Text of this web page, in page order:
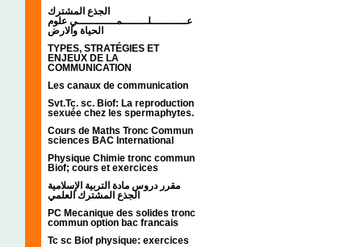
الجذع المشترك
عـــــــــــلــــــــمــــــــــــي علوم
الحياة والارض
TYPES, STRATÉGIES ET
ENJEUX DE LA
COMMUNICATION
Les canaux de communication
Svt.Tc. sc. Biof: La reproduction
sexuée chez les spermaphytes.
Cours de Maths Tronc Commun
sciences BAC International
Physique Chimie tronc commun
Biof; cours et exercices
مقرر دروس مادة التربية الإسلامية
الجذع المشترك العلمي
PC Mecanique des solides tronc
commun option bac francais
Tc sc Biof physique: exercices